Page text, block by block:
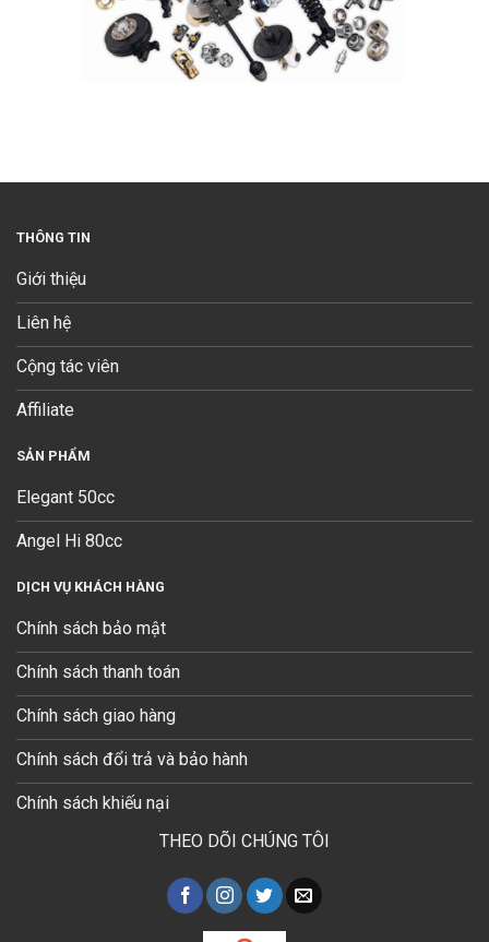
THÔNG TIN
Giới thiệu
Liên hệ
Cộng tác viên
Affiliate
SẢN PHẨM
Elegant 50cc
Angel Hi 80cc
DỊCH VỤ KHÁCH HÀNG
Chính sách bảo mật
Chính sách thanh toán
Chính sách giao hàng
Chính sách đổi trả và bảo hành
Chính sách khiếu nại
THEO DÕI CHÚNG TÔI